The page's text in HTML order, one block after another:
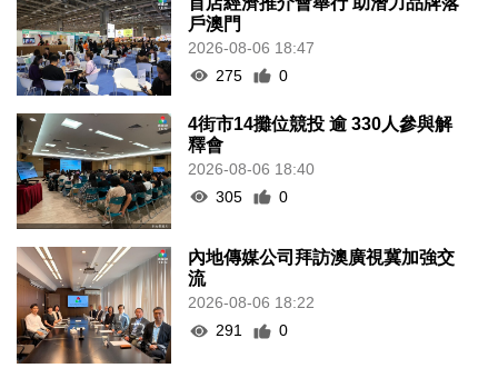
戶澳門
2026-08-06 18:47
275
0
4街市14攤位競投 逾 330人參與解
釋會
2026-08-06 18:40
305
0
內地傳媒公司拜訪澳廣視冀加強交
流
2026-08-06 18:22
291
0